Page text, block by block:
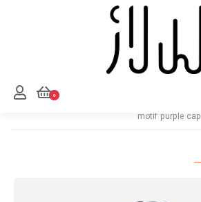
motif purple cap
0